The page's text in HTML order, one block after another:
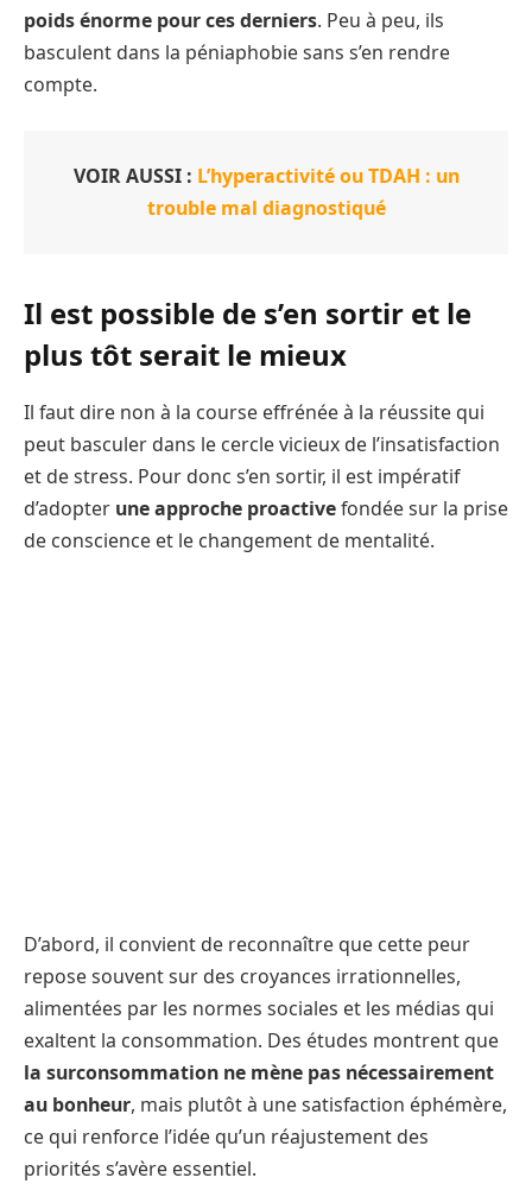
poids énorme pour ces derniers. Peu à peu, ils
basculent dans la péniaphobie sans s’en rendre
compte.
VOIR AUSSI : L’hyperactivité ou TDAH : un
trouble mal diagnostiqué
Il est possible de s’en sortir et le
plus tôt serait le mieux
Il faut dire non à la course effrénée à la réussite qui
peut basculer dans le cercle vicieux de l’insatisfaction
et de stress. Pour donc s’en sortir, il est impératif
d’adopter une approche proactivefondée sur la prise
de conscience et le changement de mentalité.
D’abord, il convient de reconnaître que cette peur
repose souvent sur des croyances irrationnelles,
alimentées par les normes sociales et les médias qui
exaltent la consommation. Des études montrent que
la surconsommation ne mène pas nécessairement
au bonheur, mais plutôt à une satisfaction éphémère,
ce qui renforce l’idée qu’un réajustement des
priorités s’avère essentiel.